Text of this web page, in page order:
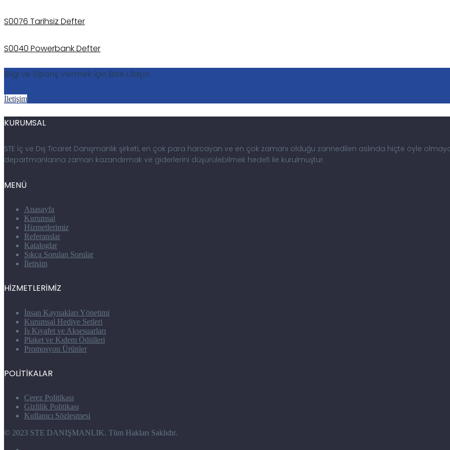
S0076 Tarihsiz Defter
S0040 Powerbank Defter
Bilgi ve Sipariş Vermek için Bize Ulaşın
İletişim
KURUMSAL
STE İç ve Dış Ticaret Danışmanlık şirketi, en çok para harcayan ve en çok zamanı olduğu zannedilen aslında hiçte öyle
departmanlarına zaman kazandırmak ve giderlerini düşürülebilmek hedefi ile kurulmuştur.
MENÜ
Anasayfa
Kurumsal
Hizmetlerimiz
Referanslar
Kataloglar
Sıkça Sorulan Sorular
İletişim
HİZMETLERİMİZ
İnsan Kaynakları Yönetimi
Kurumsal Hediye Setleri
İş Kıyafet ve Aksesuarları
Plaket ve Kıdem Ödülleri
Promosyon Ürünler
POLİTİKALAR
Çerez Politikası
Gizlilik Politikası
Kullanıcı Sözleşmesi
© 2023 STE DANIŞMANLIK. Tüm Hakları Saklıdır.